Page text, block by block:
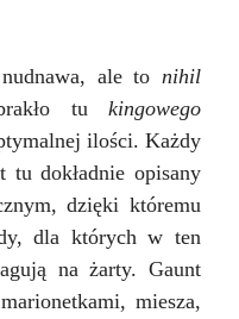
ale tonihil
tu kingowego
ilości. Każdy
tu dokładnie opisany
dzięki któremu
dla których w ten
na żarty. Gaunt
miesza,